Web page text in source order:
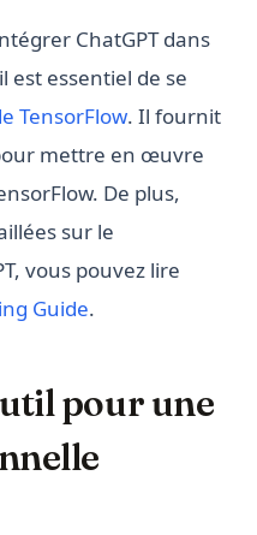
ChatGPT dans
est essentiel de se
TensorFlow(opens in a
. Il fournit
mettre en œuvre
De plus,
sur le
vous pouvez lire
Guide.
pour une